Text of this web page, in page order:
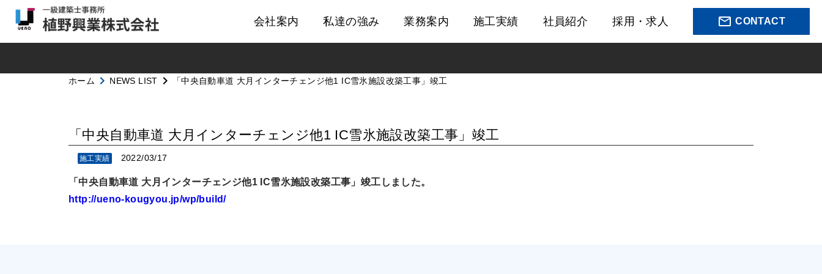
会社案内 私達の強み 業務案内
土木部
施工実績
受賞・表彰歴
社員紹介 採用・求人 mail_outline CONTACT
ホーム navigate_next NEWS LIST navigate_next 「中央自動車道 大月インターチェンジ他1 IC雪氷施設改築工事」竣工
「中央自動車道 大月インターチェンジ他1 IC雪氷施設改築工事」竣工
施工実績 2022/03/17
「中央自動車道 大月インターチェンジ他1 IC雪氷施設改築工事」竣工しました。
http://ueno-kougyou.jp/wp/build/